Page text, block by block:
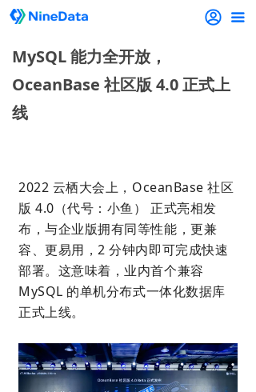
끀
MySQL 能力全开放，
OceanBase 社区版 4.0 正式上
线
2022 云栖大会上，OceanBase 社区
版 4.0（代号：小鱼） 正式亮相发
布，与企业版拥有同等性能，更兼
容、更易用，2 分钟内即可完成快速
部署。这意味着，业内首个兼容
MySQL 的单机分布式一体化数据库
正式上线。